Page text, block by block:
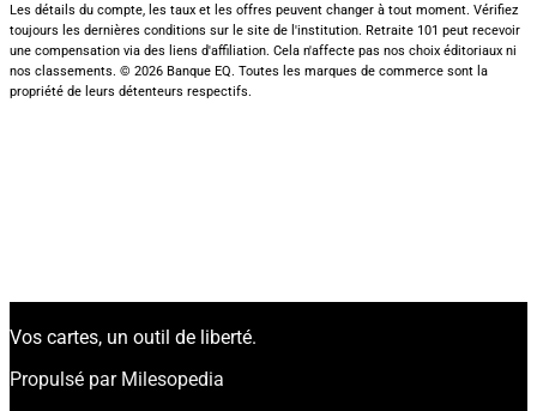
Les détails du compte, les taux et les offres peuvent changer à tout moment. Vérifiez
toujours les dernières conditions sur le site de l'institution. Retraite 101 peut recevoir
une compensation via des liens d'affiliation. Cela n'affecte pas nos choix éditoriaux ni
nos classements. © 2026 Banque EQ. Toutes les marques de commerce sont la
propriété de leurs détenteurs respectifs.
Vos cartes, un outil de liberté.
Propulsé par Milesopedia